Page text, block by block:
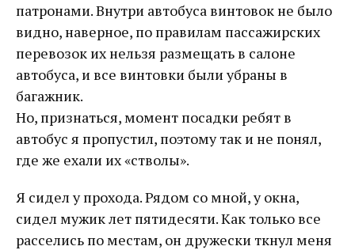
патронами. Внутри автобуса винтовок не было
видно, наверное, по правилам пассажирских
перевозок их нельзя размещать в салоне
автобуса, и все винтовки были убраны в
багажник.
Но, признаться, момент посадки ребят в
автобус я пропустил, поэтому так и не понял,
где же ехали их «стволы».
Я сидел у прохода. Рядом со мной, у окна,
сидел мужик лет пятидесяти. Как только все
расселись по местам, он дружески ткнул меня